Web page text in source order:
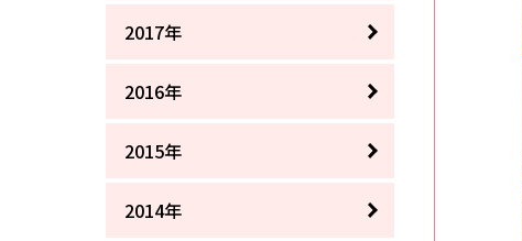
2017年
2016年
2015年
2014年